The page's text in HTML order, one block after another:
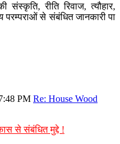
रीति रिवाज, त्यौहार,
परम्पराओं से संबंधित जानकारी पा
PM Re: House Wood
से संबंधित मुद्दे !